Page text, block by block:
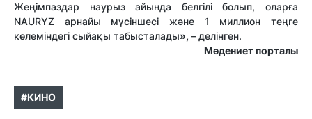
Жеңімпаздар наурыз айында белгілі болып, оларға
NAURYZ арнайы мүсіншесі және 1 миллион теңге
көлеміндегі сыйақы табысталады», – делінген.
Мәдениет порталы
#КИНО